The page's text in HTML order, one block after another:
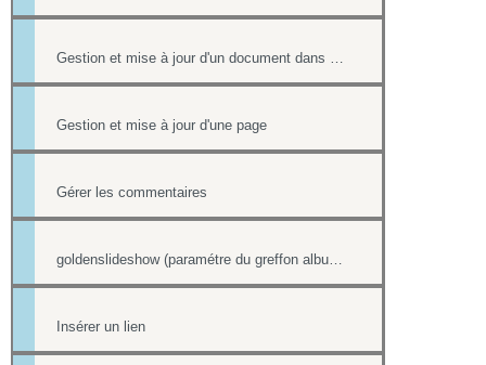
Gestion et mise à jour d'un document dans une page
Gestion et mise à jour d'une page
Gérer les commentaires
goldenslideshow (paramétre du greffon album)
Insérer un lien